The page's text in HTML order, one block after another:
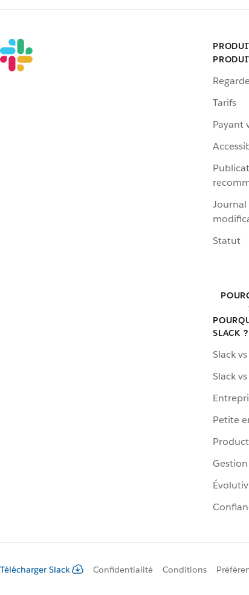
Tarifs
Payant
Journal
Statut
SLACK ?
Slack
Slack
Petite
Télécharger Slack Confidentialité Conditions